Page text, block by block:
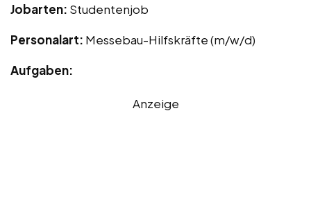
Jobarten: Studentenjob
Personalart: Messebau-Hilfskräfte (m/w/d)
Aufgaben:
Anzeige